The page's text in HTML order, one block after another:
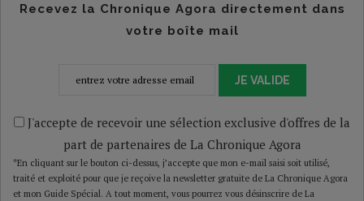
Recevez la Chronique Agora directement dans
votre boîte mail
JE VALIDE
J'accepte de recevoir une sélection exclusive d'offres de la
part de partenaires de La Chronique Agora
*En cliquant sur le bouton ci-dessus, j’accepte que mon e-mail saisi soit utilisé,
traité et exploité pour que je reçoive la newsletter gratuite de La Chronique Agora
et mon Guide Spécial. A tout moment, vous pourrez vous désinscrire de La